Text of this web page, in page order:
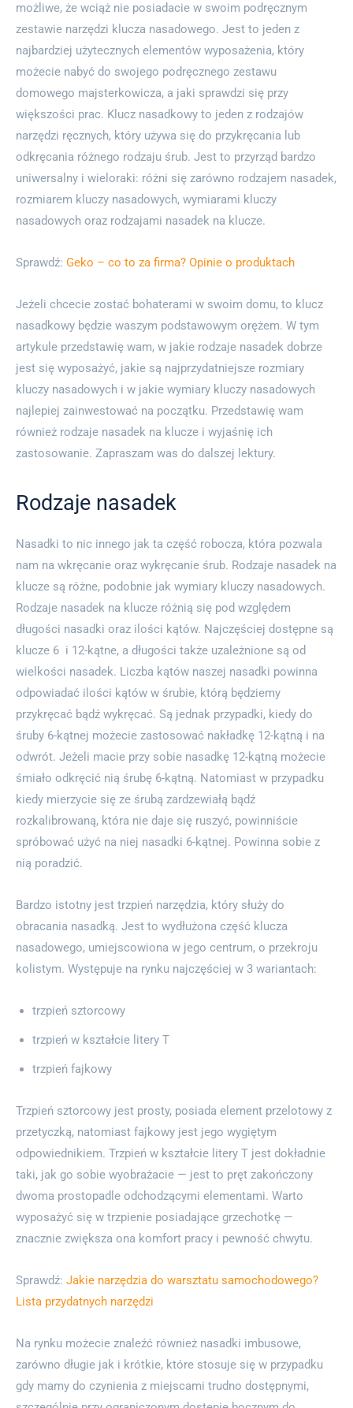
możliwe, że wciąż nie posiadacie w swoim podręcznym
zestawie narzędzi klucza nasadowego. Jest to jeden z
najbardziej użytecznych elementów wyposażenia, który
możecie nabyć do swojego podręcznego zestawu
domowego majsterkowicza, a jaki sprawdzi się przy
większości prac. Klucz nasadkowy to jeden z rodzajów
narzędzi ręcznych, który używa się do przykręcania lub
odkręcania różnego rodzaju śrub. Jest to przyrząd bardzo
uniwersalny i wieloraki: różni się zarówno rodzajem nasadek,
rozmiarem kluczy nasadowych, wymiarami kluczy
nasadowych oraz rodzajami nasadek na klucze.
Sprawdź: Geko – co to za firma? Opinie o produktach
Jeżeli chcecie zostać bohaterami w swoim domu, to klucz
nasadkowy będzie waszym podstawowym orężem. W tym
artykule przedstawię wam, w jakie rodzaje nasadek dobrze
jest się wyposażyć, jakie są najprzydatniejsze rozmiary
kluczy nasadowych i w jakie wymiary kluczy nasadowych
najlepiej zainwestować na początku. Przedstawię wam
również rodzaje nasadek na klucze i wyjaśnię ich
zastosowanie. Zapraszam was do dalszej lektury.
Rodzaje nasadek
Nasadki to nic innego jak ta część robocza, która pozwala
nam na wkręcanie oraz wykręcanie śrub. Rodzaje nasadek na
klucze są różne, podobnie jak wymiary kluczy nasadowych.
Rodzaje nasadek na klucze różnią się pod względem
długości nasadki oraz ilości kątów. Najczęściej dostępne są
klucze 6 i 12-kątne, a długości także uzależnione są od
wielkości nasadek. Liczba kątów naszej nasadki powinna
odpowiadać ilości kątów w śrubie, którą będziemy
przykręcać bądź wykręcać. Są jednak przypadki, kiedy do
śruby 6-kątnej możecie zastosować nakładkę 12-kątną i na
odwrót. Jeżeli macie przy sobie nasadkę 12-kątną możecie
śmiało odkręcić nią śrubę 6-kątną. Natomiast w przypadku
kiedy mierzycie się ze śrubą zardzewiałą bądź
rozkalibrowaną, która nie daje się ruszyć, powinniście
spróbować użyć na niej nasadki 6-kątnej. Powinna sobie z
nią poradzić.
Bardzo istotny jest trzpień narzędzia, który służy do
obracania nasadką. Jest to wydłużona część klucza
nasadowego, umiejscowiona w jego centrum, o przekroju
kolistym. Występuje na rynku najczęściej w 3 wariantach:
trzpień sztorcowy
trzpień w kształcie litery T
trzpień fajkowy
Trzpień sztorcowy jest prosty, posiada element przelotowy z
przetyczką, natomiast fajkowy jest jego wygiętym
odpowiednikiem. Trzpień w kształcie litery T jest dokładnie
taki, jak go sobie wyobrażacie — jest to pręt zakończony
dwoma prostopadle odchodzącymi elementami. Warto
wyposażyć się w trzpienie posiadające grzechotkę —
znacznie zwiększa ona komfort pracy i pewność chwytu.
Sprawdź: Jakie narzędzia do warsztatu samochodowego?
Lista przydatnych narzędzi
Na rynku możecie znaleźć również nasadki imbusowe,
zarówno długie jak i krótkie, które stosuje się w przypadku
gdy mamy do czynienia z miejscami trudno dostępnymi,